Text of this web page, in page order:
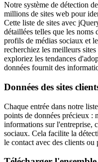
Notre système de détection
millions de sites web pour
Cette liste de sites avec
détaillées telles que les noms
profils de médias sociaux et
recherchiez les meilleurs
exploriez les tendances
données fournit des
Données des sites
Chaque entrée dans notre
points de données précieux :
informations sur l'entreprise,
sociaux. Cela facilite la
le contact avec des clients ou